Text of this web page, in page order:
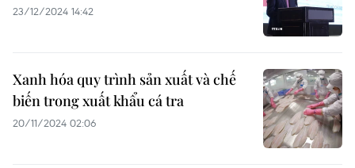
23/12/2024 14:42
Xanh hóa quy trình sản xuất và chế
biến trong xuất khẩu cá tra
20/11/2024 02:06